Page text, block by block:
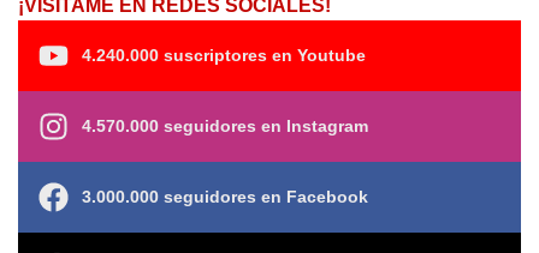
¡VISÍTAME EN REDES SOCIALES!
4.240.000 suscriptores en Youtube
4.570.000 seguidores en Instagram
3.000.000 seguidores en Facebook